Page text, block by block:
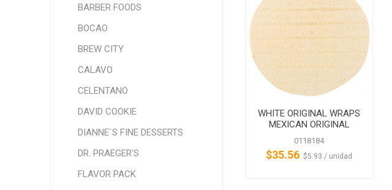
SMITHFIELD ULTRAFORCE
WHITE ORIGINAL WRAPS
MEXICAN ORIGINAL
0118184
$35.56 ‏‏‎ ‎‏‏‎ ‎$5.93 / unidad
BARBER FOODS
BOCAO
BREW CITY
CALAVO
CELENTANO
DAVID COOKIE
DIANNE`S FINE DESSERTS
DR. PRAEGER'S
FLAVOR PACK